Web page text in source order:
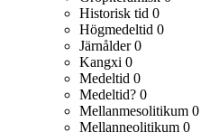
Historisk tid 0
Högmedeltid 0
Järnålder 0
Kangxi 0
Medeltid 0
Medeltid? 0
Mellanmesolitikum 0
Mellanneolitikum 0